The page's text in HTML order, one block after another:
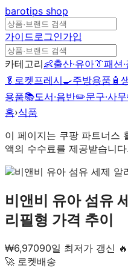
barotips shop
가이드로그인가입
카테고리👶출산·유아👔패션
🥬 로켓프레시🍳주방용품 🧴
용품📚도서·음반✏️문구·사무
홈›식품
이 페이지는 쿠팡 파트너스
액의 수수료를 제공받습니다.
비앤비 유아 섬유
리필형 가격 추이
₩6,97090일 최저가 갱신 🔥
🚀 로켓배송